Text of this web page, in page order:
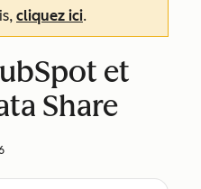
cliquez ici.
et
Share